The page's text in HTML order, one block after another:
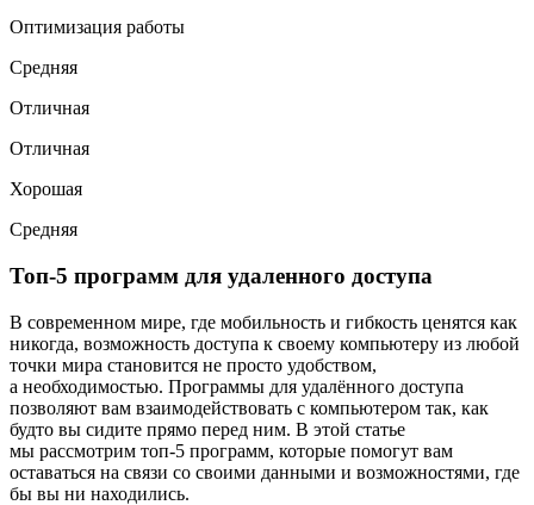
Оптимизация работы
Средняя
Отличная
Отличная
Хорошая
Средняя
Топ-5 программ для удаленного доступа
В современном мире, где мобильность и гибкость ценятся как
никогда, возможность доступа к своему компьютеру из любой
точки мира становится не просто удобством,
а необходимостью. Программы для удалённого доступа
позволяют вам взаимодействовать с компьютером так, как
будто вы сидите прямо перед ним. В этой статье
мы рассмотрим топ-5 программ, которые помогут вам
оставаться на связи со своими данными и возможностями, где
бы вы ни находились.